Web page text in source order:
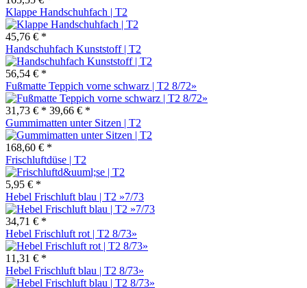
Klappe Handschuhfach | T2
45,76 € *
Handschuhfach Kunststoff | T2
56,54 € *
Fußmatte Teppich vorne schwarz | T2 8/72»
31,73 € * 39,66 € *
Gummimatten unter Sitzen | T2
168,60 € *
Frischluftdüse | T2
5,95 € *
Hebel Frischluft blau | T2 »7/73
34,71 € *
Hebel Frischluft rot | T2 8/73»
11,31 € *
Hebel Frischluft blau | T2 8/73»